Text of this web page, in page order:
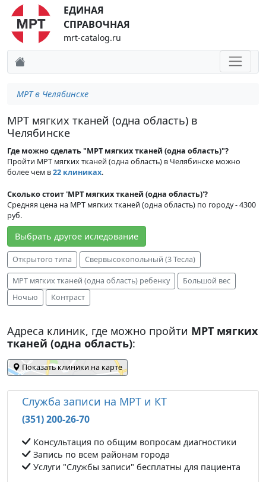
ЕДИНАЯ
СПРАВОЧНАЯ
mrt-catalog.ru
МРТ в Челябинске
МРТ мягких тканей (одна область) в
Челябинске
Где можно сделать "МРТ мягких тканей (одна область)"?
Пройти МРТ мягких тканей (одна область) в Челябинске можно
более чем в22 клиниках.
Сколько стоит 'МРТ мягких тканей (одна область)'?
Средняя цена на МРТ мягких тканей (одна область) по городу - 4300
руб.
Выбрать другое иследование
Открытого типа Свервысокопольный (3 Тесла)
МРТ мягких тканей (одна область) ребенку
Большой вес
Ночью
Контраст
Адреса клиник, где можно пройти МРТ мягких
тканей (одна область):
Показать клиники на карте
Служба записи на МРТ и КТ
(351) 200-26-70
Консультация по общим вопросам диагностики
Запись по всем районам города
Услуги "Службы записи" бесплатны для пациента